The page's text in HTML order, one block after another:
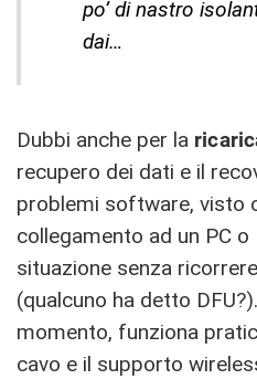
po’ di nastro
dai…
Dubbi anche per la
recupero dei dati e il
problemi software, visto
collegamento ad un PC
situazione senza
(qualcuno ha detto
momento, funziona
cavo e il supporto